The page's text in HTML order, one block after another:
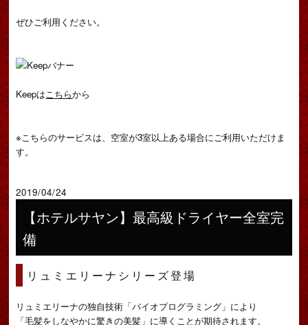
ぜひご利用ください。
Keepはこちらから
※こちらのサービスは、空室が3室以上ある場合にご利用いただけま
す。
2019/04/24
【ホテルサヤン】最高級ドライヤー全室完
備
リュミエリーナシリーズ登場
リュミエリーナの独自技術「バイオプログラミング」により
「毛髪をしなやかに驚きの美髪」に導くことが期待されます。